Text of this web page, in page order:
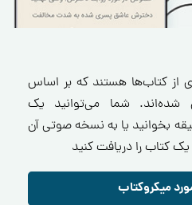
از کتاب‌ها هستند که بر اساس
شده‌اند. شما می‌توانید یک
را در مدت ۵۰ دقیقه بخوانید یا به نسخه صوتی آن
کتاب را دریافت کنید
میکروکتاب